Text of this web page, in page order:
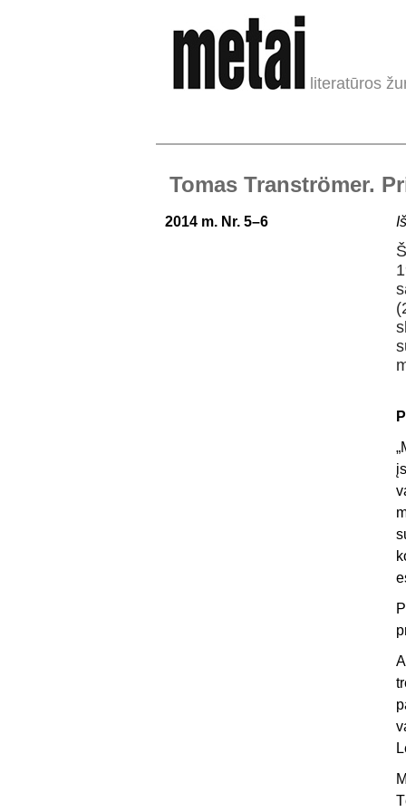
literatūros
Tomas Tranströmer.
2014 m. Nr. 5–6
„